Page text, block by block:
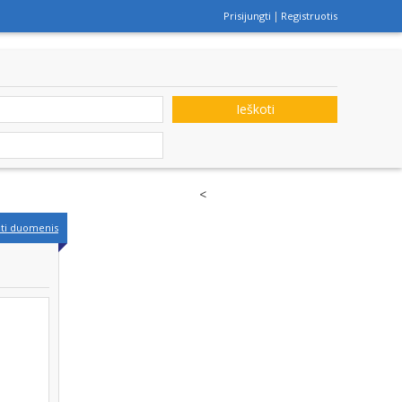
Prisijungti Registruotis
Ieškoti
duomenis
<